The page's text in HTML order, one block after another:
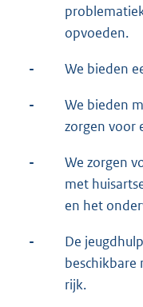
opvoeden.
- We bieden
-
We bieden
zorgen voor
-
We zorgen
met
en het
-
De
rijk.